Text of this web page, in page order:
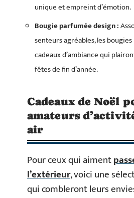
unique et empreint d’émotion.
Bougie parfumée design :
senteurs agréables, les
cadeaux d’ambiance qui
fêtes de fin d’année.
Cadeaux de Noël
amateurs
air
Pour ceux qui aiment
l’extérieur, voici une
qui combleront leurs